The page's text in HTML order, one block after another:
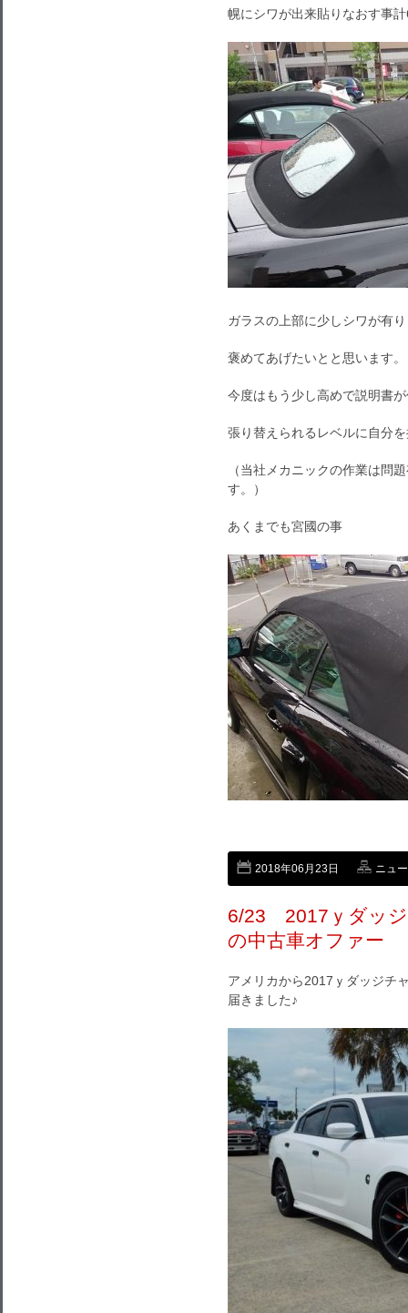
幌にシワが出来貼りなおす事
ガラスの上部に少しシワが有
褒めてあげたいとと思います
今度はもう少し高めで説明書
張り替えられるレベルに自分
（当社メカニックの作業は問
す。）
あくまでも宮國の事
2018年06月23日 ニュ
6/23 2017ｙダッジ
の中古車オファー
アメリカから2017ｙダッジチ
届きました♪